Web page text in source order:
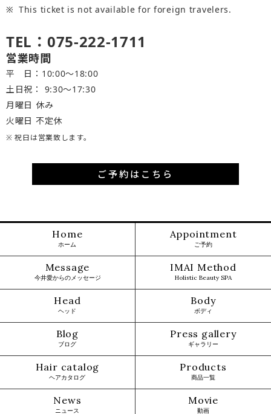
This ticket is not available for foreign travelers.
TEL：075-222-1711
営業時間
平 日：10:00～18:00
土日祝： 9:30〜17:30
月曜日 休み
火曜日 不定休
※ 祝日は営業致します。
ご予約はこちら
Home
ホーム
Appointment
ご予約
Message
今井愛からのメッセージ
IMAI Method
Holistic Beauty SPA
Head
ヘッド
Body
ボディ
Blog
ブログ
Press gallery
ギャラリー
Hair catalog
ヘアカタログ
Products
商品一覧
News
ニュース
Movie
動画